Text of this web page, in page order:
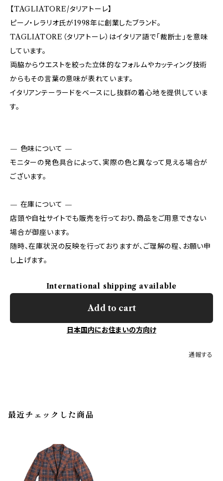
【TAGLIATORE/タリアトーレ】
ピーノ・レラリオ氏が1998年に創業したブランド。
TAGLIATORE（タリアトーレ）はイタリア語で「裁断士」を意味
しています。
両脇からウエストを絞った立体的なフォルムやカッティング技術
からもその言葉の意味が表れています。
イタリアンテーラードをベースにし抜群の着心地を提供していま
す。
— 色味について —
モニターの発色具合によって、実際の色と異なって見える場合が
ございます。
— 在庫について —
店頭や自社サイトでも販売を行っており、商品をご用意できない
場合が御座います。
随時、在庫状況の反映を行っておりますが、ご理解の程、お願い申
し上げます。
International shipping available
Add to cart
日本国内にお住まいの方向け
通報する
最近チェックした商品